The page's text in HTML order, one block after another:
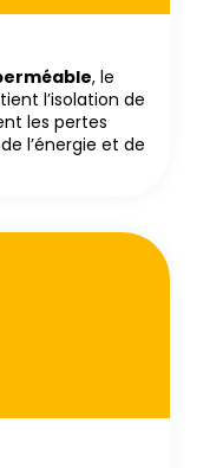
, le
l’isolation de
les pertes
l’énergie et de